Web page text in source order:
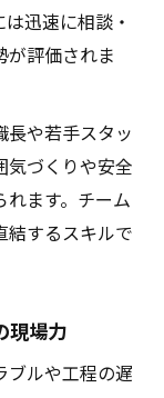
迅速に相談・
が評価されま
や若手スタッ
気づくりや安全
ます。チーム
結するスキルで
現場力
ブルや工程の遅